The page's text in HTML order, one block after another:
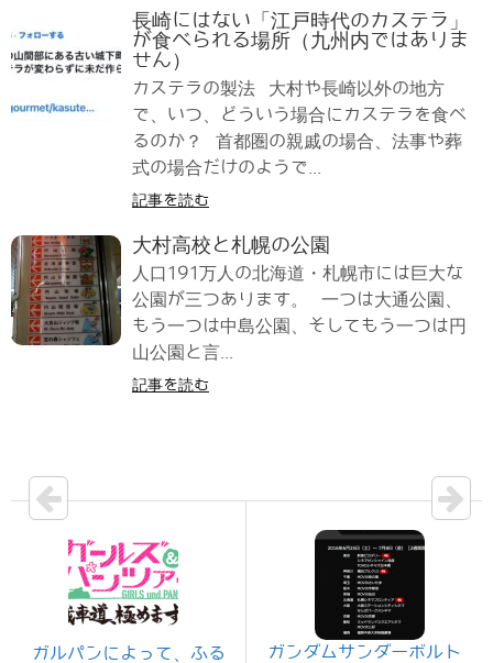
長崎にはない「江戸時代のカステラ」
が食べられる場所（九州内ではありま
せん）
カステラの製法 大村や長崎以外の地方
で、いつ、どういう場合にカステラを食べ
るのか？ 首都圏の親戚の場合、法事や葬
式の場合だけのようで...
記事を読む
大村高校と札幌の公園
人口191万人の北海道・札幌市には巨大な
公園が三つあります。 一つは大通公園、
もう一つは中島公園、そしてもう一つは円
山公園と言...
記事を読む
ガルパンによって、ふる
ガンダムサンダーボルト